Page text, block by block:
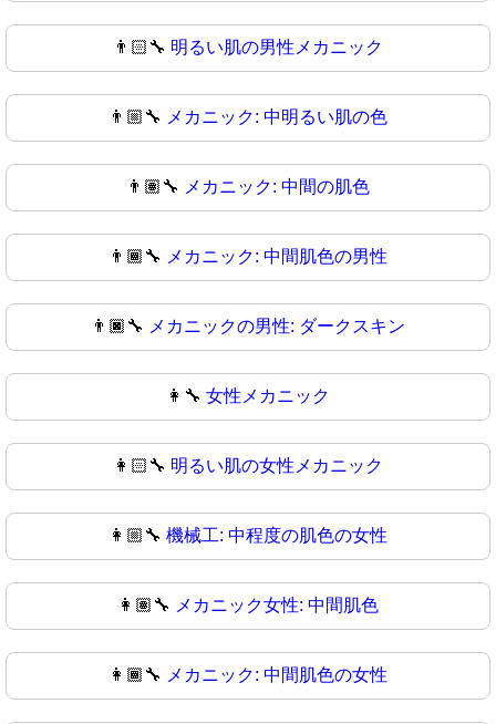
👨🏻‍🔧 明るい肌の男性メカニック
👨🏼‍🔧 メカニック: 中明るい肌の色
👨🏽‍🔧 メカニック: 中間の肌色
👨🏾‍🔧 メカニック: 中間肌色の男性
👨🏿‍🔧 メカニックの男性: ダークスキン
👩‍🔧 女性メカニック
👩🏻‍🔧 明るい肌の女性メカニック
👩🏼‍🔧 機械工: 中程度の肌色の女性
👩🏽‍🔧 メカニック女性: 中間肌色
👩🏾‍🔧 メカニック: 中間肌色の女性